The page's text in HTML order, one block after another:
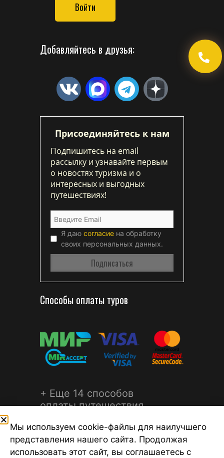
Войти
Добавляйтесь в друзья:
Присоединяйтесь к нам
Подпишитесь на email
рассылку и узнавайте первым
о новостях туризма и о
интересных и выгодных
путешествиях!
Я даю согласие на обработку
своих персональных данных.
Способы оплаты туров
+ Еще 14 способов
оплаты путешествия
Мы используем cookie-файлы для наилучшего
представления нашего сайта. Продолжая
использовать этот сайт, вы соглашаетесь с